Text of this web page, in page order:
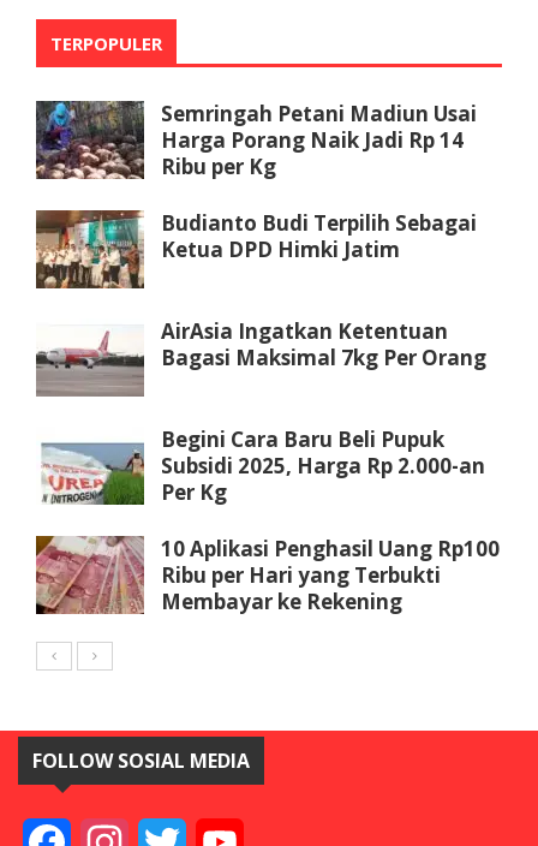
TERPOPULER
Semringah Petani Madiun Usai
Harga Porang Naik Jadi Rp 14
Ribu per Kg
Budianto Budi Terpilih Sebagai
Ketua DPD Himki Jatim
AirAsia Ingatkan Ketentuan
Bagasi Maksimal 7kg Per Orang
Begini Cara Baru Beli Pupuk
Subsidi 2025, Harga Rp 2.000-an
Per Kg
10 Aplikasi Penghasil Uang Rp100
Ribu per Hari yang Terbukti
Membayar ke Rekening
FOLLOW SOSIAL MEDIA